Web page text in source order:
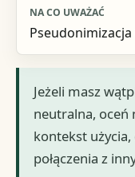
Jeżeli masz
neutralna, oceń
kontekst
połączenia z